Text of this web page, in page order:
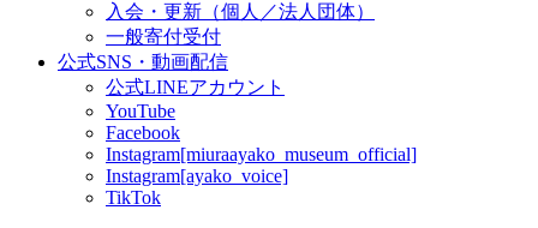
入会・更新（個人／法人団体）
一般寄付受付
公式SNS・動画配信
公式LINEアカウント
YouTube
Facebook
Instagram[miuraayako_museum_official]
Instagram[ayako_voice]
TikTok